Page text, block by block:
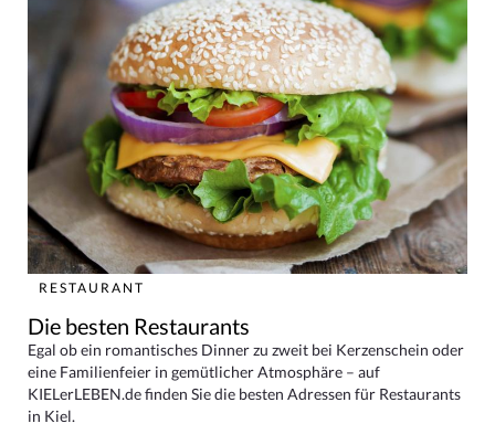
RESTAURANT
Die besten Restaurants
Egal ob ein romantisches Dinner zu zweit bei Kerzenschein oder
eine Familienfeier in gemütlicher Atmosphäre – auf
KIELerLEBEN.de finden Sie die besten Adressen für Restaurants
in Kiel.